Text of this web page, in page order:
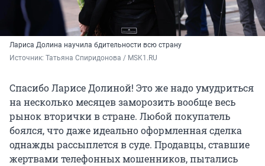
Лариса Долина научила бдительности всю страну
Источник: Татьяна Спиридонова / MSK1.RU
Спасибо Ларисе Долиной! Это же надо умудриться
на несколько месяцев заморозить вообще весь
рынок вторички в стране. Любой покупатель
боялся, что даже идеально оформленная сделка
однажды рассыплется в суде. Продавцы, ставшие
жертвами телефонных мошенников, пытались